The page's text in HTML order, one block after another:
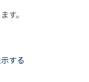
す。
する